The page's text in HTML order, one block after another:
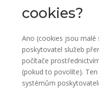
cookies?
Ano (cookies jsou
poskytovatel služeb
počítače
(pokud to povolíte).
systémům